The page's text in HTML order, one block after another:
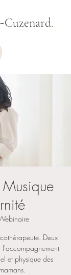
Cuzenard.
Deux
l'accompagnement
et physique des